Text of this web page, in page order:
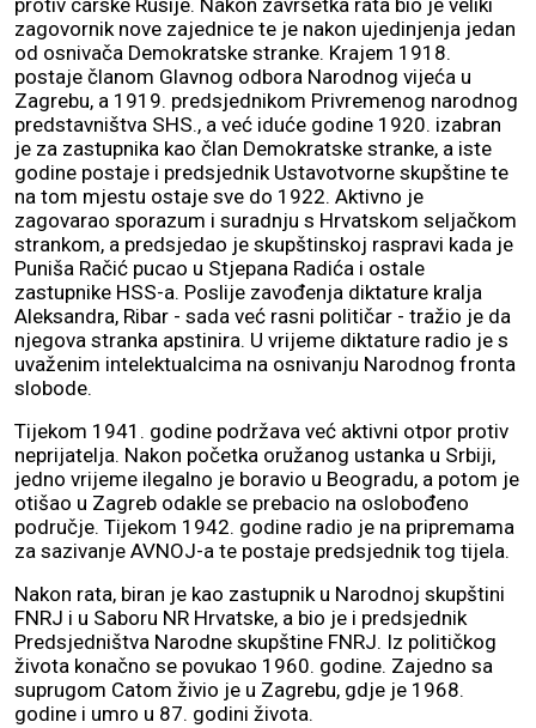
protiv carske Rusije. Nakon završetka rata bio je veliki
zagovornik nove zajednice te je nakon ujedinjenja jedan
od osnivača Demokratske stranke. Krajem 1918.
postaje članom Glavnog odbora Narodnog vijeća u
Zagrebu, a 1919. predsjednikom Privremenog narodnog
predstavništva SHS., a već iduće godine 1920. izabran
je za zastupnika kao član Demokratske stranke, a iste
godine postaje i predsjednik Ustavotvorne skupštine te
na tom mjestu ostaje sve do 1922. Aktivno je
zagovarao sporazum i suradnju s Hrvatskom seljačkom
strankom, a predsjedao je skupštinskoj raspravi kada je
Puniša Račić pucao u Stjepana Radića i ostale
zastupnike HSS-a. Poslije zavođenja diktature kralja
Aleksandra, Ribar - sada već rasni političar - tražio je da
njegova stranka apstinira. U vrijeme diktature radio je s
uvaženim intelektualcima na osnivanju Narodnog fronta
slobode.
Tijekom 1941. godine podržava već aktivni otpor protiv
neprijatelja. Nakon početka oružanog ustanka u Srbiji,
jedno vrijeme ilegalno je boravio u Beogradu, a potom je
otišao u Zagreb odakle se prebacio na oslobođeno
područje. Tijekom 1942. godine radio je na pripremama
za sazivanje AVNOJ-a te postaje predsjednik tog tijela.
Nakon rata, biran je kao zastupnik u Narodnoj skupštini
FNRJ i u Saboru NR Hrvatske, a bio je i predsjednik
Predsjedništva Narodne skupštine FNRJ. Iz političkog
života konačno se povukao 1960. godine. Zajedno sa
suprugom Catom živio je u Zagrebu, gdje je 1968.
godine i umro u 87. godini života.